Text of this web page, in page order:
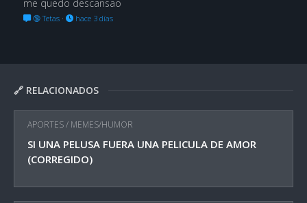
🔗 RELACIONADOS
APORTES/ MEMES/HUMOR
SI UNA PELUSA FUERA UNA PELICULA DE AMOR
(CORREGIDO)
me quedo descansao
🔞 Tetas· hace 3 días